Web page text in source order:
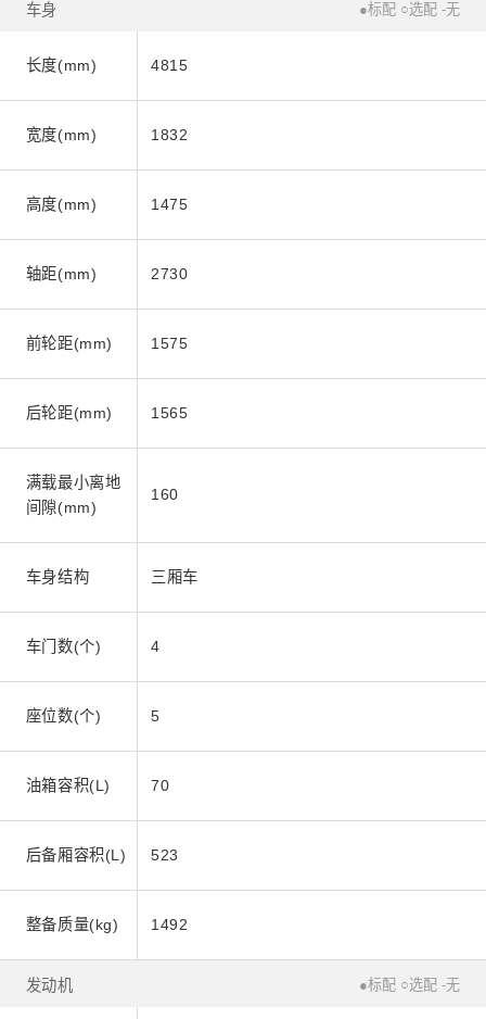
车身 ●标配 ○选配 -无
长度(mm) 4815
宽度(mm) 1832
高度(mm) 1475
轴距(mm) 2730
前轮距(mm) 1575
后轮距(mm) 1565
满载最小离地
间隙(mm)
160
车身结构 三厢车
车门数(个) 4
座位数(个) 5
油箱容积(L) 70
后备厢容积(L) 523
整备质量(kg) 1492
发动机 ●标配 ○选配 -无